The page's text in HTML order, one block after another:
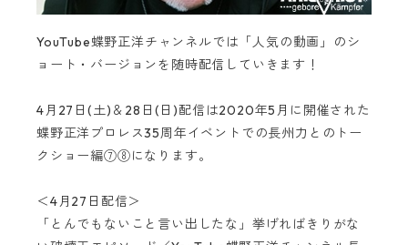
YouTube蝶野正洋チャンネルでは「人気の動画」のシ
ョート・バージョンを随時配信していきます！
4月27日(土)＆28日(日)配信は2020年5月に開催された
蝶野正洋プロレス35周年イベントでの長州力とのトー
クショー編⑦⑧になります。
＜4月 27 日配信＞
「とんでもないこと言い出したな」挙げればきりがな